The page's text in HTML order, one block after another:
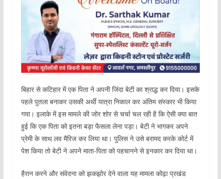
बिहार से कटिहार में एक पिता ने अपनी जिंदा बेटी का श्राद्ध कर दिया। इसके
पहले पुतला बनाकर उसकी अर्थी यात्रा निकाल कर अंतिम संस्कार भी किया
गया। इलाके में इस मामले की जोर शोर से चर्चा चल रही है कि ऐसी क्या बात
हुई कि एक पिता को इतना बड़ा फैसला लेना पड़ा। बेटी ने भागकर अपने
प्रेमी के साथ लव मैरिज कर लिया था। पुलिस ने उसे बरामद करके कोर्ट में
पेश किया तो बेटी ने अपने माता-पिता को पहचानने से इनकार कर दिया था।
हैरान करने और संवेदना को झकझोर देने वाला यह मामला कोढ़ा प्रखंड